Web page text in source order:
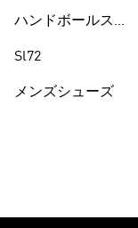
ハンドボールスペ
Sl72
メンズシューズ